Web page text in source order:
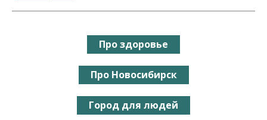
Про здоровье
Про Новосибирск
Город для людей